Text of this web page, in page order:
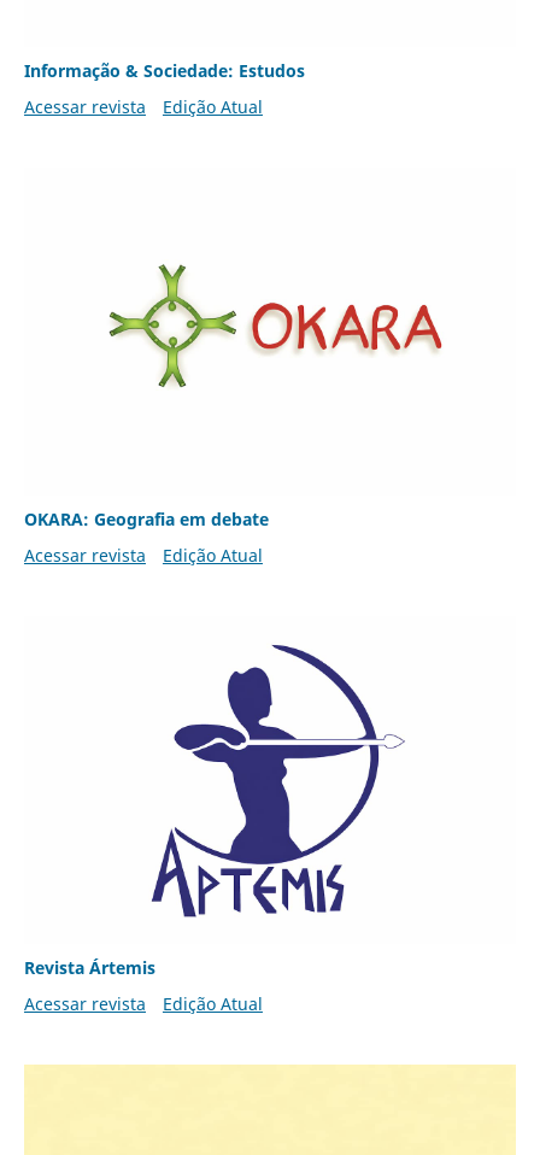
Informação & Sociedade: Estudos
Acessar revista
Edição Atual
OKARA: Geografia em debate
Acessar revista
Edição Atual
Revista Ártemis
Acessar revista
Edição Atual